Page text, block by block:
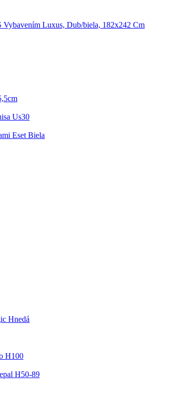
Vybavením Luxus, Dub/biela, 182x242 Cm
Us30
Eset Biela
Hnedá
H100
H50-89